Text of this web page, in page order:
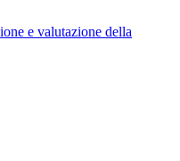
e valutazione della